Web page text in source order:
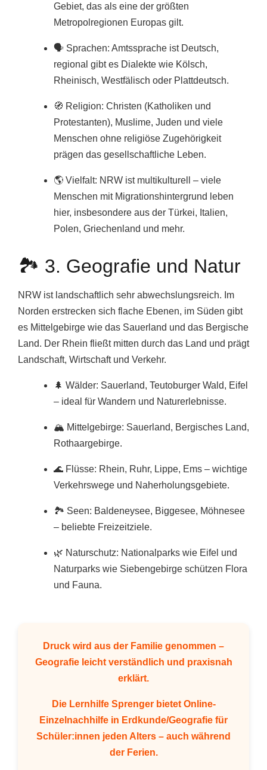
Gebiet, das als eine der größten
Metropolregionen Europas gilt.
🗣️ Sprachen: Amtssprache ist Deutsch,
regional gibt es Dialekte wie Kölsch,
Rheinisch, Westfälisch oder Plattdeutsch.
🧭 Religion: Christen (Katholiken und
Protestanten), Muslime, Juden und viele
Menschen ohne religiöse Zugehörigkeit
prägen das gesellschaftliche Leben.
🌎 Vielfalt: NRW ist multikulturell – viele
Menschen mit Migrationshintergrund leben
hier, insbesondere aus der Türkei, Italien,
Polen, Griechenland und mehr.
🏞️ 3. Geografie und Natur
NRW ist landschaftlich sehr abwechslungsreich. Im
Norden erstrecken sich flache Ebenen, im Süden gibt
es Mittelgebirge wie das Sauerland und das Bergische
Land. Der Rhein fließt mitten durch das Land und prägt
Landschaft, Wirtschaft und Verkehr.
🌲 Wälder: Sauerland, Teutoburger Wald, Eifel
– ideal für Wandern und Naturerlebnisse.
🏔️ Mittelgebirge: Sauerland, Bergisches Land,
Rothaargebirge.
🌊 Flüsse: Rhein, Ruhr, Lippe, Ems – wichtige
Verkehrswege und Naherholungsgebiete.
🏞️ Seen: Baldeneysee, Biggesee, Möhnesee
– beliebte Freizeitziele.
🌿 Naturschutz: Nationalparks wie Eifel und
Naturparks wie Siebengebirge schützen Flora
und Fauna.
Druck wird aus der Familie genommen –
Geografie leicht verständlich und praxisnah
erklärt.
Die Lernhilfe Sprengerbietet Online-
Einzelnachhilfe in Erdkunde/Geografie für
Schüler:innen jeden Alters – auch während
der Ferien.